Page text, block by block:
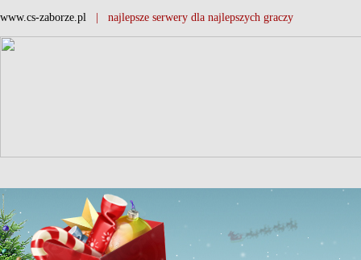
www.cs-zaborze.pl | najlepsze serwery dla najlepszych graczy